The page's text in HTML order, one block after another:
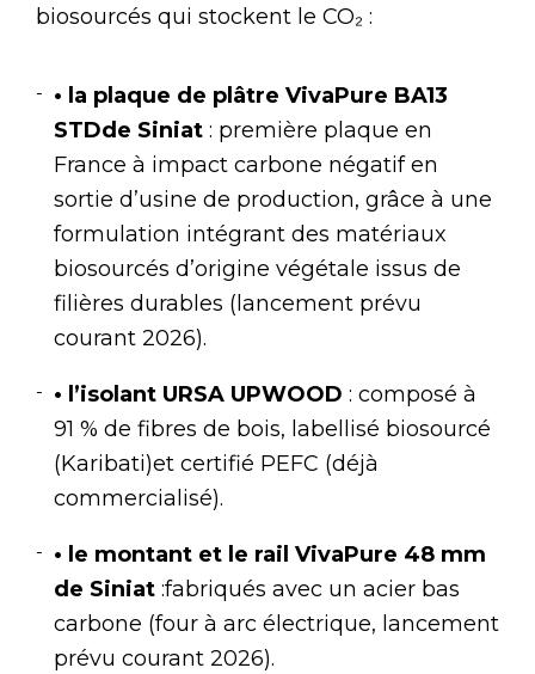
biosourcés qui stockent le CO₂ :
• la plaque de plâtre VivaPure BA13
STDde Siniat : première plaque en
France à impact carbone négatif en
sortie d’usine de production, grâce à une
formulation intégrant des matériaux
biosourcés d’origine végétale issus de
filières durables (lancement prévu
courant 2026).
• l’isolant URSA UPWOOD : composé à
91 % de fibres de bois, labellisé biosourcé
(Karibati)et certifié PEFC (déjà
commercialisé).
• le montant et le rail VivaPure 48 mm
de Siniat :fabriqués avec un acier bas
carbone (four à arc électrique, lancement
prévu courant 2026).